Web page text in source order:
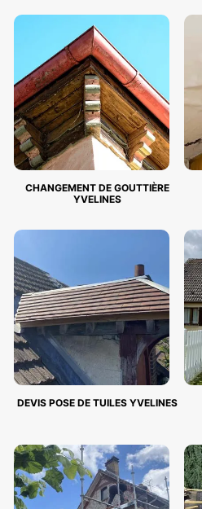
CHANGEMENT DE GOUTTIÈRE
YVELINES
DEVIS POSE DE TUILES YVELINES